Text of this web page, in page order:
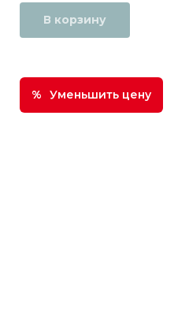
В корзину
Уменьшить цену